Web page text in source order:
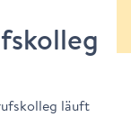
läuft